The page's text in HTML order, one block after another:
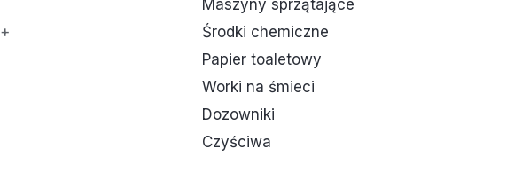
Maszyny sprzątające
Środki chemiczne
Papier toaletowy
Worki na śmieci
Dozowniki
Czyściwa